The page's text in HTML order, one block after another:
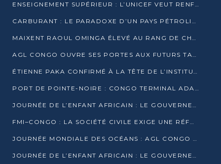
ENSEIGNEMENT SUPÉRIEUR : L’UNICEF VEUT RENFORCER LA RECHERCHE SUR LES QUESTIONS DE L’ENFANCE
CARBURANT : LE PARADOXE D’UN PAYS PÉTROLIER CONFRONTÉ À DES PÉNURIES RÉCURRENTES
MAIXENT RAOUL OMINGA ÉLEVÉ AU RANG DE CHEVALIER DE L’ORDRE DE L’AMITIÉ ENTRE LA RUSSIE ET LE CONGO
AGL CONGO OUVRE SES PORTES AUX FUTURS TALENTS DE LA LOGISTIQUE
ÉTIENNE PAKA CONFIRMÉ À LA TÊTE DE L’INSTITUT GÉOGRAPHIQUE NATIONAL
PORT DE POINTE-NOIRE : CONGO TERMINAL ADAPTE SON DRAGAGE AUX SABLES BITUMINEUX
JOURNÉE DE L’ENFANT AFRICAIN : LE GOUVERNEMENT RÉAFFIRME SON ENGAGEMENT POUR L’ACCÈS À L’EAU ET À L’ASSAINISSEMENT
FMI–CONGO : LA SOCIÉTÉ CIVILE EXIGE UNE RÉFORME DE LA FISCALITÉ PÉTROLIÈRE
JOURNÉE MONDIALE DES OCÉANS : AGL CONGO MOBILISE SES COLLABORATEURS POUR LA PRÉSERVATION DE LA BIODIVERSITÉ MARINE
JOURNÉE DE L’ENFANT AFRICAIN : LE GOUVERNEMENT MOBILISÉ POUR L’HYGIÈNE DANS LES ORPHELINATS